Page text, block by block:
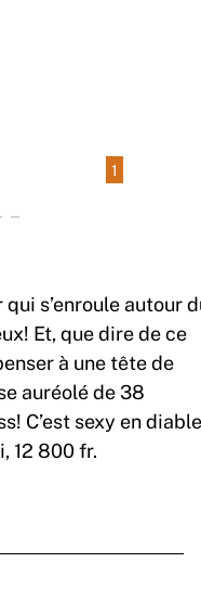
1
s’enroule autour
Et, que dire de ce
à une tête de
auréolé de 38
C’est sexy en
12 800 fr.